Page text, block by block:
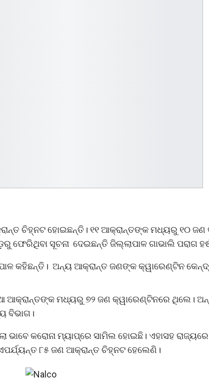
ଚିହ୍ନଟ ହୋଇଛନ୍ତି। ୧୧ ଆକ୍ରାନ୍ତଙ୍କ ମଧ୍ୟରୁ ୧୦ ଜଣ
ଫେରିଥିବା ସୂଚନା ଦେଇଛନ୍ତି ଜିଲ୍ଲାପାଳ ଗାଭାଲି ପରାଗ
କହିଛନ୍ତି। ଅନ୍ୟ ଆକ୍ରାନ୍ତ ଜଣଙ୍କ କ୍ୱାରେଣ୍ଟିନ
ମଧ୍ୟରୁ ୭୨ ଜଣ କ୍ୱାରେଣ୍ଟିନରେ ଥିଲେ।
ବିଭାଗ।
କରୋନା ମ୍ୟାପ୍‌ରେ ସାମିଲ ହୋଇଛି। ଏହାସହ
୮୫ ଜଣ ଆକ୍ରାନ୍ତ ଚିହ୍ନଟ ହେଲେଣି।